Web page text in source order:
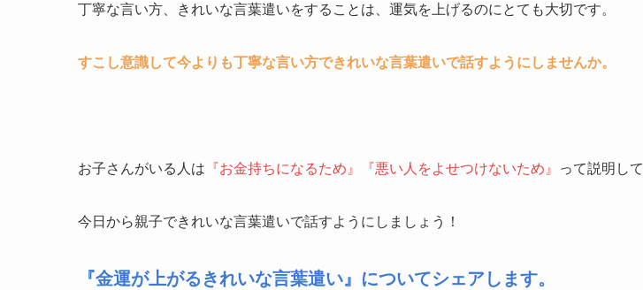
丁寧な言い方、きれいな言葉遣いをすることは、運気を上げるのにとても大切です。
すこし意識して今よりも丁寧な言い方できれいな言葉遣いで話すようにしませんか。
お子さんがいる人は 『お金持ちになるため』『悪い人をよせつけないため』 って説明して
今日から親子できれいな言葉遣いで話すようにしましょう！
『金運が上がるきれいな言葉遣い』についてシェアします。